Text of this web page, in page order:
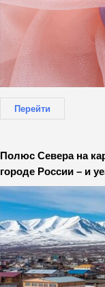
Перейти
Полюс Севера на
городе России – и